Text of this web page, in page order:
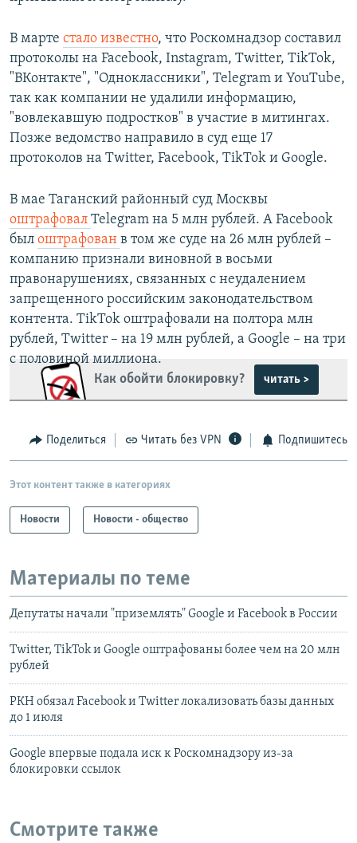
В марте стало известно, что Роскомнадзор составил
протоколы на Facebook, Instagram, Twitter, TikTok,
"ВКонтакте", "Одноклассники", Telegram и YouTube,
так как компании не удалили информацию,
"вовлекавшую подростков" в участие в митингах.
Позже ведомство направило в суд еще 17
протоколов на Twitter, Facebook, TikTok и Google.
В мае Таганский районный суд Москвы
оштрафовал Telegram на 5 млн рублей. А Facebook
был оштрафован в том же суде на 26 млн рублей –
компанию признали виновной в восьми
правонарушениях, связанных с неудалением
запрещенного российским законодательством
контента. TikTok оштрафовали на полтора млн
рублей, Twitter – на 19 млн рублей, а Google – на три
с половиной миллиона.
Как обойти блокировку?
читать >
Поделиться Читать без VPN Подпишитесь
Этот контент также в категориях
Новости Новости - общество
Материалы по теме
Депутаты начали "приземлять" Google и Facebook в России
Twitter, TikTok и Google оштрафованы более чем на 20 млн
рублей
РКН обязал Facebook и Twitter локализовать базы данных
до 1 июля
Google впервые подала иск к Роскомнадзору из-за
блокировки ссылок
Смотрите также